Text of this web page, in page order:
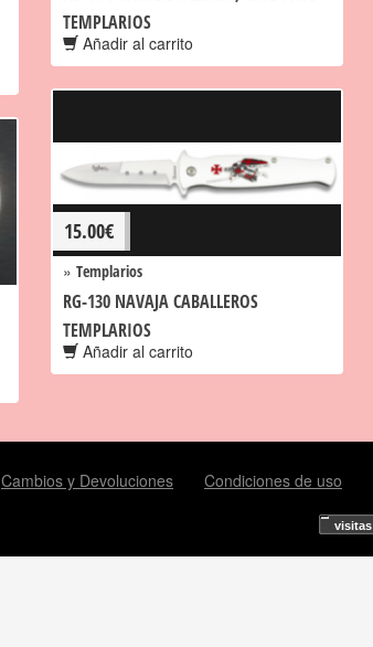
TEMPLARIOS
Añadir al carrito
15.00€
» Templarios
RG-130 NAVAJA CABALLEROS
TEMPLARIOS
Añadir al carrito
Cambios y Devoluciones Condiciones de uso
visitas